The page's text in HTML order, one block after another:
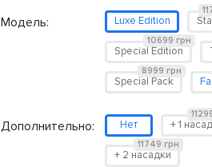
Модель: Luxe Edition
Special Edition
10699 грн
Special Pack
8999 грн
Дополнительно: Нет + 1
+ 2 насадки
11749 грн